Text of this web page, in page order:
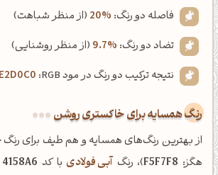
فاصله دو رنگ: 20% (از منظر شباهت)
تضاد دو رنگ: 9.7% (از منظر روشنایی)
نتیجه ترکیب دو رنگ در مود RGB:
رنگ همسایه برای خاکستری روشن
از بهترین رنگ‌های همسایه و هم طیف برای رنگ
هگز: F5F7F8)، رنگ آبی فولادیبا کد 4158A6